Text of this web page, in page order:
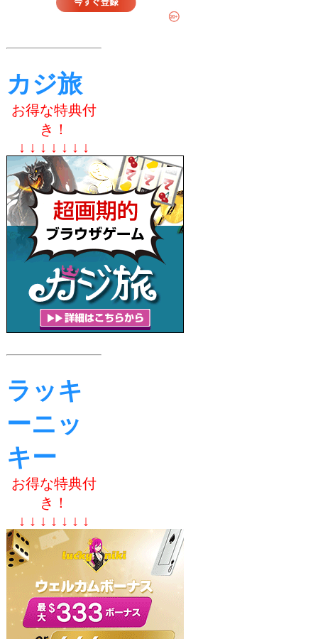
カジ旅
お得な特典付
き！
↓ ↓ ↓ ↓ ↓ ↓ ↓
ラッキ
ーニッ
キー
お得な特典付
き！
↓ ↓ ↓ ↓ ↓ ↓ ↓